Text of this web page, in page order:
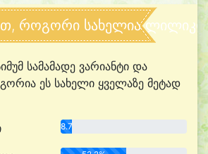
როგორი სახელია
სამამადე ვარიანტი და
ეს სახელი ყველაზე მეტად
8.7%